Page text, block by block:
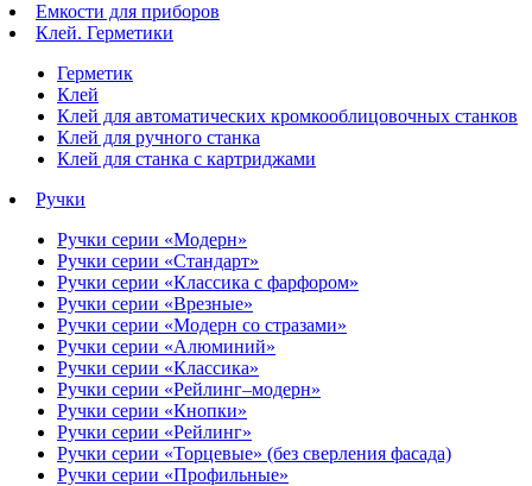
Емкости для приборов
Клей. Герметики
Герметик
Клей
Клей для автоматических кромкооблицовочных станков
Клей для ручного станка
Клей для станка с картриджами
Ручки
Ручки серии «Модерн»
Ручки серии «Стандарт»
Ручки серии «Классика с фарфором»
Ручки серии «Врезные»
Ручки серии «Модерн со стразами»
Ручки серии «Алюминий»
Ручки серии «Классика»
Ручки серии «Рейлинг–модерн»
Ручки серии «Кнопки»
Ручки серии «Рейлинг»
Ручки серии «Торцевые» (без сверления фасада)
Ручки серии «Профильные»